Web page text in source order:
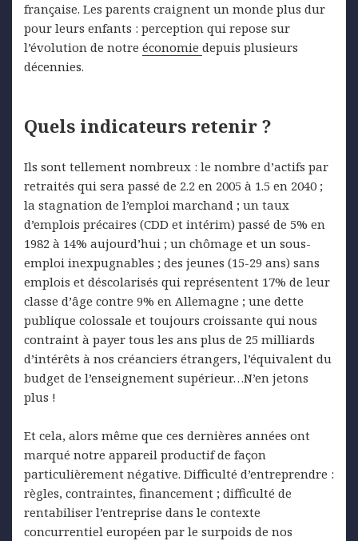
française. Les parents craignent un monde plus dur
pour leurs enfants : perception qui repose sur
l’évolution de notre économie depuis plusieurs
décennies.
Quels indicateurs retenir ?
Ils sont tellement nombreux : le nombre d’actifs par
retraités qui sera passé de 2.2 en 2005 à 1.5 en 2040 ;
la stagnation de l’emploi marchand ; un taux
d’emplois précaires (CDD et intérim) passé de 5% en
1982 à 14% aujourd’hui ; un chômage et un sous-
emploi inexpugnables ; des jeunes (15-29 ans) sans
emplois et déscolarisés qui représentent 17% de leur
classe d’âge contre 9% en Allemagne ; une dette
publique colossale et toujours croissante qui nous
contraint à payer tous les ans plus de 25 milliards
d’intérêts à nos créanciers étrangers, l’équivalent du
budget de l’enseignement supérieur…N’en jetons
plus !
Et cela, alors même que ces dernières années ont
marqué notre appareil productif de façon
particulièrement négative. Difficulté d’entreprendre :
règles, contraintes, financement ; difficulté de
rentabiliser l’entreprise dans le contexte
concurrentiel européen par le surpoids de nos